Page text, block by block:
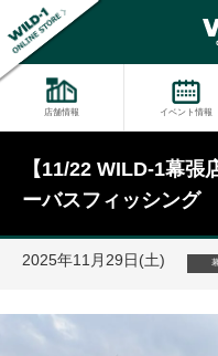
店舗情報 イベント情報
【11/22 WILD-1幕
ーバスフィッシング
2025年11月29日(土)